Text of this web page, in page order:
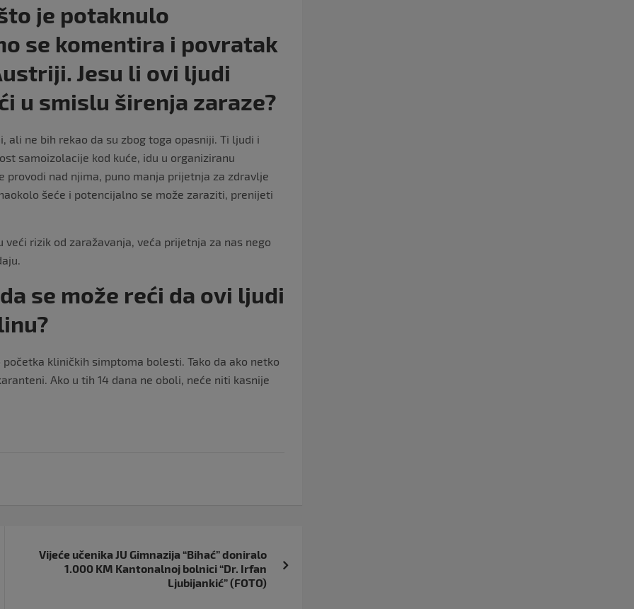
je potaknulo
se komentira i povratak
Jesu li ovi ljudi
u smislu širenja zaraze?
ali ne bih rekao da su zbog toga opasniji. Ti ljudi i
samoizolacije kod kuće, idu u organiziranu
provodi nad njima, puno manja prijetnja za zdravlje
šeće i potencijalno se može zaraziti, prenijeti
rizik od zaražavanja, veća prijetnja za nas nego
se može reći da ovi ljudi
kliničkih simptoma bolesti. Tako da ako netko
Ako u tih 14 dana ne oboli, neće niti kasnije
Vijeće učenika JU Gimnazija “Bihać” doniralo
1.000 KM Kantonalnoj bolnici “Dr. Irfan
Ljubijankić” (FOTO)